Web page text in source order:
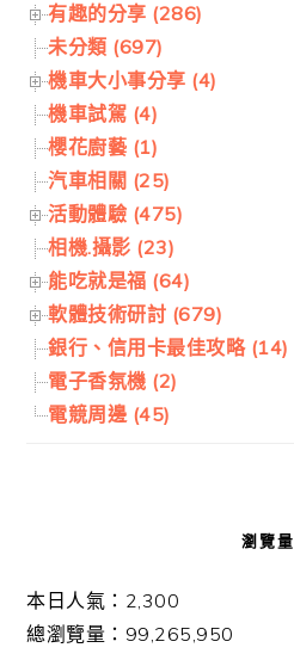
有趣的分享 (286)
未分類 (697)
機車大小事分享 (4)
機車試駕 (4)
櫻花廚藝 (1)
汽車相關 (25)
活動體驗 (475)
相機.攝影 (23)
能吃就是福 (64)
軟體技術研討 (679)
銀行、信用卡最佳攻略 (14)
電子香氛機 (2)
電競周邊 (45)
瀏覽量
本日人氣：2,300
總瀏覽量：99,265,950